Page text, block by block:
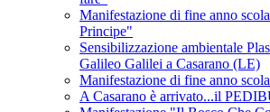
Manifestazione di fine anno
Principe"
Sensibilizzazione ambientale
Galileo Galilei a Casarano (LE)
Manifestazione di fine anno
A Casarano è arrivato...il